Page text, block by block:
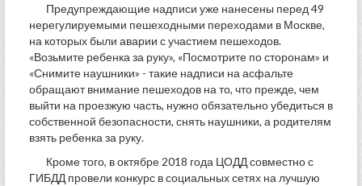
Предупреждающие надписи уже нанесены перед 49
нерегулируемыми пешеходными переходами в Москве,
на которых были аварии с участием пешеходов.
«Возьмите ребенка за руку», «Посмотрите по сторонам» и
«Снимите наушники» - такие надписи на асфальте
обращают внимание пешеходов на то, что прежде, чем
выйти на проезжую часть, нужно обязательно убедиться в
собственной безопасности, снять наушники, а родителям
взять ребенка за руку.
Кроме того, в октябре 2018 года ЦОДД совместно с
ГИБДД провели конкурс в социальных сетях на лучшую